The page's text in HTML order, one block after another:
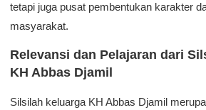
tetapi juga pusat pembentukan karakter
masyarakat.
Relevansi dan Pelajaran dari
KH Abbas Djamil
Silsilah keluarga KH Abbas Djamil